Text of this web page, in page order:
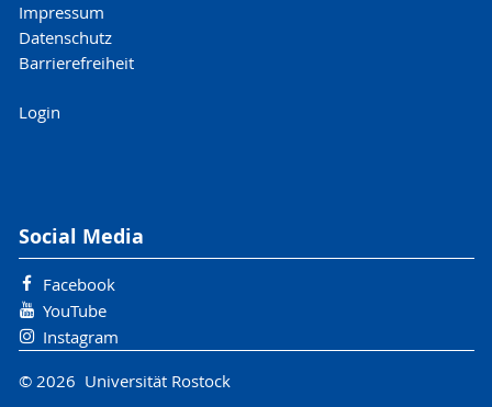
Impressum
Datenschutz
Barrierefreiheit
Login
Social Media
Facebook
YouTube
Instagram
© 2026 Universität Rostock